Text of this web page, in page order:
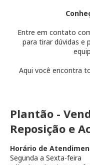
Entre em contato
para tirar dúvidas e
Aqui você encontra
Plantão -
Reposição e
Horário de
Segunda a Sexta-feira